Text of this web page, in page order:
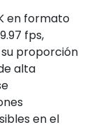
en formato
fps,
proporción
alta
en el